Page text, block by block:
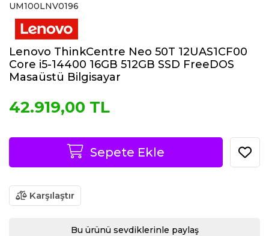
UM100LNV0196
Lenovo ThinkCentre Neo 50T 12UAS1CF00
Core i5-14400 16GB 512GB SSD FreeDOS
Masaüstü Bilgisayar
42.919,00 TL
Sepete Ekle
Karşılaştır
Bu ürünü sevdiklerinle paylaş